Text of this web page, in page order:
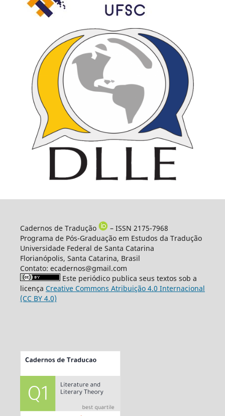
Cadernos de Tradução
– ISSN 2175-7968
Programa de Pós-Graduação em Estudos da Tradução
Universidade Federal de Santa Catarina
Florianópolis, Santa Catarina, Brasil
Contato: ecadernos@gmail.com
Este periódico publica seus textos sob a
licença Creative Commons Atribuição 4.0 Internacional
(CC BY 4.0)